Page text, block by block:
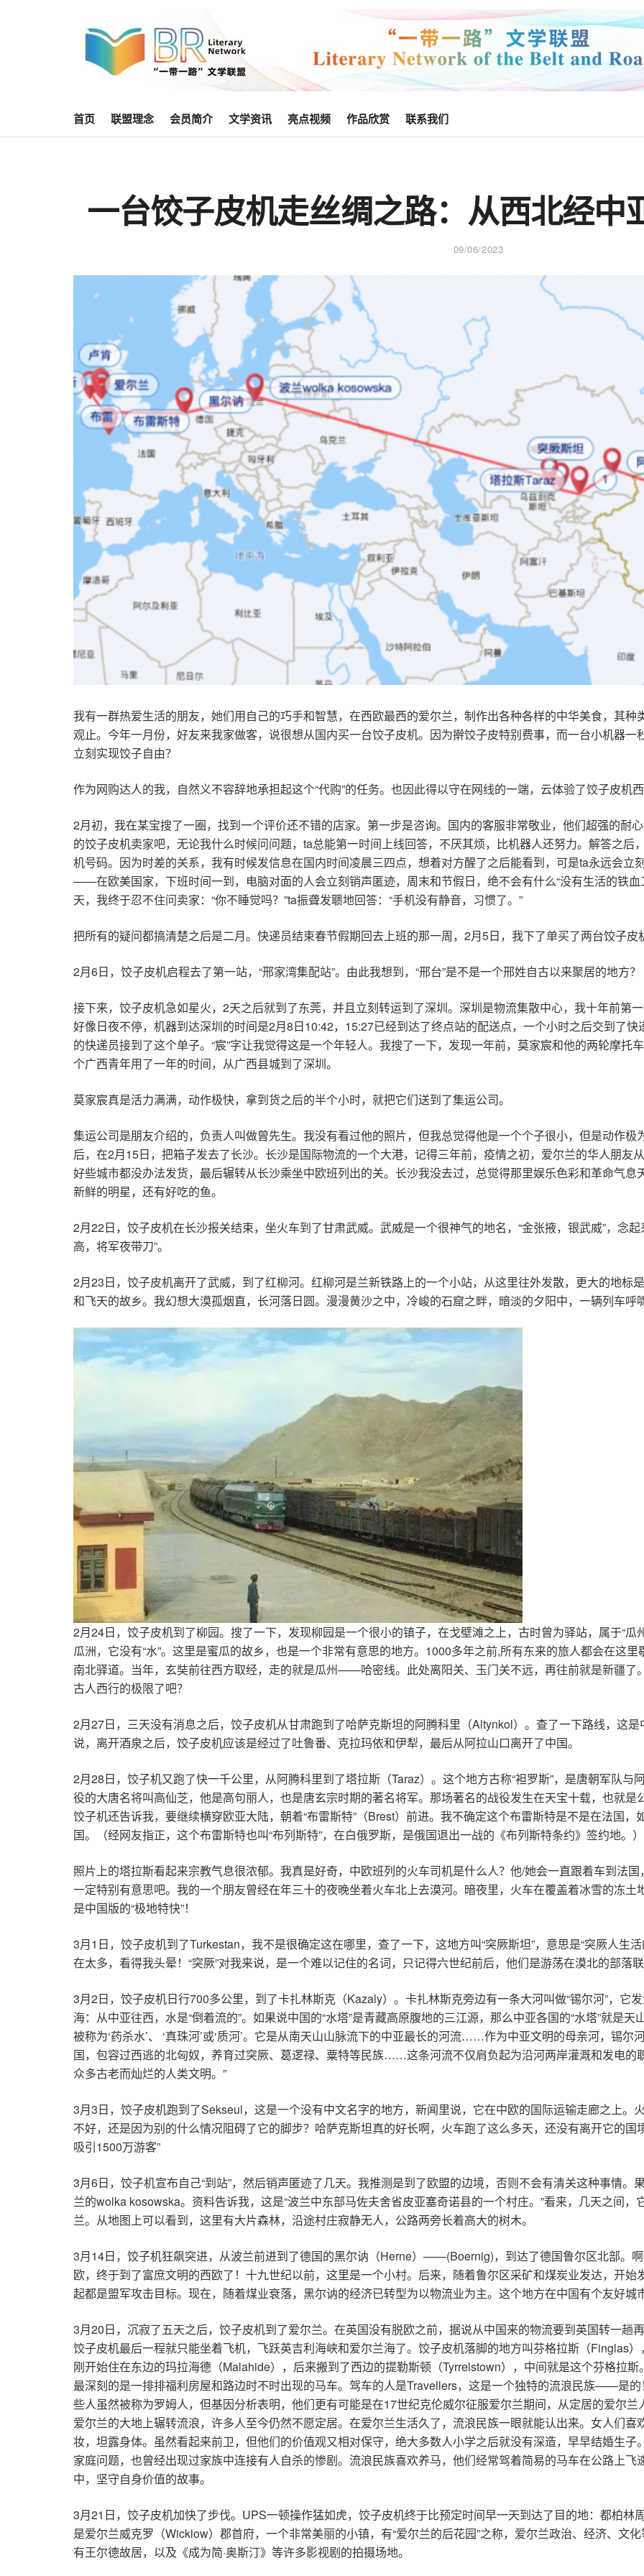
首页 联盟理念 会员简介 文学资讯 亮点视频 作品欣赏 联系我们
一台饺子皮机走丝绸之路：从西北经中
09/06/2023
我有一群热爱生活的朋友，她们用自己的巧手和智慧，在西欧最西的爱尔兰，制作出各种各样的中华美食，其
观止。今年一月份，好友来我家做客，说很想从国内买一台饺子皮机。因为擀饺子皮特别费事，而一台小机器
立刻实现饺子自由？
作为网购达人的我，自然义不容辞地承担起这个“代购”的任务。也因此得以守在网线的一端，云体验了饺子皮机
2月初，我在某宝搜了一圈，找到一个评价还不错的店家。第一步是咨询。国内的客服非常敬业，他们超强的耐
的饺子皮机卖家吧，无论我什么时候问问题，ta总能第一时间上线回答，不厌其烦，比机器人还努力。解答之后
机号码。因为时差的关系，我有时候发信息在国内时间凌晨三四点，想着对方醒了之后能看到，可是ta永远会立
——在欧美国家，下班时间一到，电脑对面的人会立刻销声匿迹，周末和节假日，绝不会有什么“没有生活的铁
天，我终于忍不住问卖家：“你不睡觉吗？”ta振聋发聩地回答：“手机没有静音，习惯了。”
把所有的疑问都搞清楚之后是二月。快递员结束春节假期回去上班的那一周，2月5日，我下了单买了两台饺子
2月6日，饺子皮机启程去了第一站，“邢家湾集配站”。由此我想到，“邢台”是不是一个邢姓自古以来聚居的地方？
接下来，饺子皮机急如星火，2天之后就到了东莞，并且立刻转运到了深圳。深圳是物流集散中心，我十年前第
好像日夜不停，机器到达深圳的时间是2月8日10:42，15:27已经到达了终点站的配送点，一个小时之后交到了快
的快递员接到了这个单子。“宸”字让我觉得这是一个年轻人。我搜了一下，发现一年前，莫家宸和他的两轮摩托
个广西青年用了一年的时间，从广西县城到了深圳。
莫家宸真是活力满满，动作极快，拿到货之后的半个小时，就把它们送到了集运公司。
集运公司是朋友介绍的，负责人叫做曾先生。我没有看过他的照片，但我总觉得他是一个个子很小，但是动作
后，在2月15日，把箱子发去了长沙。长沙是国际物流的一个大港，记得三年前，疫情之初，爱尔兰的华人朋友
好些城市都没办法发货，最后辗转从长沙乘坐中欧班列出的关。长沙我没去过，总觉得那里娱乐色彩和革命气
新鲜的明星，还有好吃的鱼。
2月22日，饺子皮机在长沙报关结束，坐火车到了甘肃武威。武威是一个很神气的地名，“金张掖，银武威”，念
高，将军夜带刀”。
2月23日，饺子皮机离开了武威，到了红柳河。红柳河是兰新铁路上的一个小站，从这里往外发散，更大的地标
和飞天的故乡。我幻想大漠孤烟直，长河落日圆。漫漫黄沙之中，冷峻的石窟之畔，暗淡的夕阳中，一辆列车呼
2月24日，饺子皮机到了柳园。搜了一下，发现柳园是一个很小的镇子，在戈壁滩之上，古时曾为驿站，属于“
瓜洲，它没有“水”。这里是蜜瓜的故乡，也是一个非常有意思的地方。1000多年之前,所有东来的旅人都会在这
南北驿道。当年，玄奘前往西方取经，走的就是瓜州——哈密线。此处离阳关、玉门关不远，再往前就是新疆了
古人西行的极限了吧？
2月27日，三天没有消息之后，饺子皮机从甘肃跑到了哈萨克斯坦的阿腾科里（Altynkol）。查了一下路线，这
说，离开酒泉之后，饺子皮机应该是经过了吐鲁番、克拉玛依和伊犁，最后从阿拉山口离开了中国。
2月28日，饺子机又跑了快一千公里，从阿腾科里到了塔拉斯（Taraz）。这个地方古称“袒罗斯”，是唐朝军队与
役的大唐名将叫高仙芝，他是高句丽人，也是唐玄宗时期的著名将军。那场著名的战役发生在天宝十载，也就
饺子机还告诉我，要继续横穿欧亚大陆，朝着“布雷斯特”（Brest）前进。我不确定这个布雷斯特是不是在法国
国。（经网友指正，这个布雷斯特也叫“布列斯特”，在白俄罗斯，是俄国退出一战的《布列斯特条约》签约地。）
照片上的塔拉斯看起来宗教气息很浓郁。我真是好奇，中欧班列的火车司机是什么人？他/她会一直跟着车到法
一定特别有意思吧。我的一个朋友曾经在年三十的夜晚坐着火车北上去漠河。暗夜里，火车在覆盖着冰雪的冻土
是中国版的“极地特快”！
3月1日，饺子皮机到了Turkestan，我不是很确定这在哪里，查了一下，这地方叫“突厥斯坦”，意思是“突厥人生
在太多，看得我头晕！“突厥”对我来说，是一个难以记住的名词，只记得六世纪前后，他们是游荡在漠北的部落
3月2日，饺子皮机日行700多公里，到了卡扎林斯克（Kazaly）。卡扎林斯克旁边有一条大河叫做“锡尔河”，它
海：从中亚往西，水是“倒着流的”。如果说中国的“水塔”是青藏高原腹地的三江源，那么中亚各国的“水塔”就是
被称为‘药杀水’、 ‘真珠河’或‘质河’。它是从南天山山脉流下的中亚最长的河流……作为中亚文明的母亲河，锡
国，包容过西逃的北匈奴，养育过突厥、葛逻禄、粟特等民族……这条河流不仅肩负起为沿河两岸灌溉和发电的
众多古老而灿烂的人类文明。”
3月3日，饺子皮机跑到了Sekseul，这是一个没有中文名字的地方，新闻里说，它在中欧的国际运输走廊之上。
不好，还是因为别的什么情况阻碍了它的脚步？哈萨克斯坦真的好长啊，火车跑了这么多天，还没有离开它的国
吸引1500万游客”
3月6日，饺子机宣布自己“到站”，然后销声匿迹了几天。我推测是到了欧盟的边境，否则不会有清关这种事情
兰的wolka kosowska。资料告诉我，这是“波兰中东部马佐夫舍省皮亚塞奇诺县的一个村庄。”看来，几天之间
兰。从地图上可以看到，这里有大片森林，沿途村庄寂静无人，公路两旁长着高大的树木。
3月14日，饺子机狂飙突进，从波兰前进到了德国的黑尔讷（Herne）——(Boernig)，到达了德国鲁尔区北部。
欧，终于到了富庶文明的西欧了！十九世纪以前，这里是一个小村。后来，随着鲁尔区采矿和煤炭业发达，开
起都是盟军攻击目标。现在，随着煤业衰落，黑尔讷的经济已转型为以物流业为主。这个地方在中国有个友好城
3月20日，沉寂了五天之后，饺子皮机到了爱尔兰。在英国没有脱欧之前，据说从中国来的物流要到英国转一趟
饺子皮机最后一程就只能坐着飞机，飞跃英吉利海峡和爱尔兰海了。饺子皮机落脚的地方叫芬格拉斯（Finglas
刚开始住在东边的玛拉海德（Malahide），后来搬到了西边的提勒斯顿（Tyrrelstown），中间就是这个芬格拉
最深刻的是一排排福利房屋和路边时不时出现的马车。驾车的人是Travellers，这是一个独特的流浪民族——是
些人虽然被称为罗姆人，但基因分析表明，他们更有可能是在17世纪克伦威尔征服爱尔兰期间，从定居的爱尔
爱尔兰的大地上辗转流浪，许多人至今仍然不愿定居。在爱尔兰生活久了，流浪民族一眼就能认出来。女人们
妆，坦露身体。虽然看起来前卫，但他们的价值观又相对保守，绝大多数人小学之后就没有深造，早早结婚生
家庭问题，也曾经出现过家族中连接有人自杀的惨剧。流浪民族喜欢养马，他们经常驾着简易的马车在公路上
中，坚守自身价值的故事。
3月21日，饺子皮机加快了步伐。UPS一顿操作猛如虎，饺子皮机终于比预定时间早一天到达了目的地：都柏林
是爱尔兰威克罗（Wicklow）郡首府，一个非常美丽的小镇，有“爱尔兰的后花园”之称，爱尔兰政治、经济、文
有王尔德故居，以及《成为简·奥斯汀》等许多影视剧的拍摄场地。